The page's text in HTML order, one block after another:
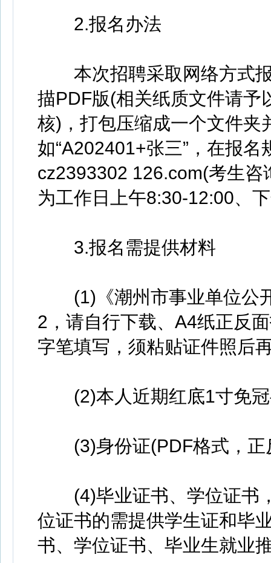
2.报名办法
本次招聘采取网络方式报
描PDF版(相关纸质文件请予
核)，打包压缩成一个文件夹
如“A202401+张三”，在报
cz2393302 126.com(考生
为工作日上午8:30-12:00、
3.报名需提供材料
(1)《潮州市事业单位公
2，请自行下载、A4纸正反
字笔填写，须粘贴证件照后
(2)本人近期红底1寸免冠
(3)身份证(PDF格式，正
(4)毕业证书、学位证书
位证书的需提供学生证和毕
书、学位证书、毕业生就业